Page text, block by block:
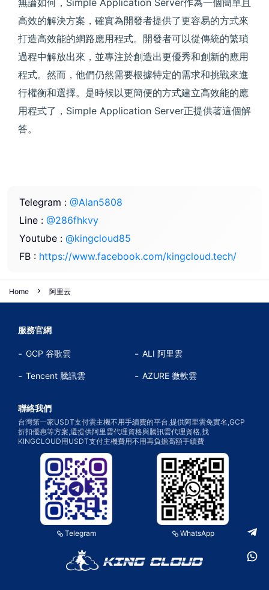
無論如何，Simple Application Server作為一個簡單且
高效的解決方案，確實為開發者提供了更容易的方式來
打造高效能的網路應用程式。開發者可以從傳統的繁瑣
過程中解放出來，並專注於創造出更優秀和創新的應用
程式。然而，他們仍然需要根據特定的需求和挑戰來進
行權衡和選擇。是時候以更簡便的方式建立高效能的應
用程式了，Simple Application Server正提供著這個解
答。
Telegram : @Alan5808
Line : @286fhkvy
Youtube : @kingcloud85
FB : https://www.facebook.com/kingcloud.tech/
Home 阿里云
服務官網
GCP 谷歌雲 ALI 阿里雲
Tencent 騰訊雲 AZURE 微軟雲
聯絡我們
台灣第一家USDT支付雲主機不用手續費的平台,提供阿里雲免實名,GCP
折扣優惠等方案,還提供阿里雲代理資格與騰訊雲代理資格,找
KINGCLOUD用USDT支付主機費用不用再負擔高額手續費
Telegram WhatsApp